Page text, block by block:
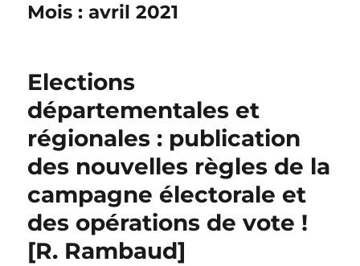
Mois :avril 2021
Elections
départementales et
régionales : publication
des nouvelles règles de la
campagne électorale et
des opérations de vote !
[R. Rambaud]